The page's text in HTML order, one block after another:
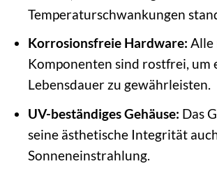
Temperaturschwankungen
Korrosionsfreie Hardware: Alle
Komponenten sind rostfrei, um
Lebensdauer zu gewährleisten.
UV-beständiges Gehäuse: Das
seine ästhetische Integrität
Sonneneinstrahlung.